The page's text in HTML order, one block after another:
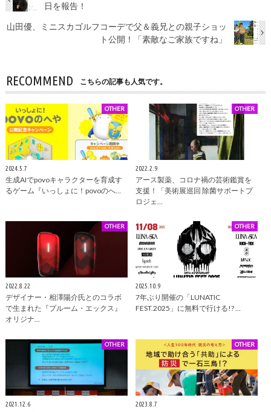
日を報告！
山田優、ミニスカゴルフコーデで父＆義兄との親子ショッ
ト公開！「素敵なご家族ですね」
RECOMMEND こちらの記事も人気です。
OTHER
2024.5.7
生成AIでpovoキャラクターを育成す
るゲーム『いっしょに！povoのへ…
OTHER
2022.2.9
アース製薬、コロナ禍の芸術鑑賞を
支援！「美術展巡回 除菌サポートプ
ロジェ…
OTHER
2022.8.22
デザイナー・相澤陽介氏とのコラボ
で生まれた『プルーム・エックス』
オリジナ…
OTHER
2025.10.9
7年ぶり開催の「LUNATIC
FEST.2025」に無料で行ける!? …
OTHER
2021.12.6
OTHER
2023.8.7